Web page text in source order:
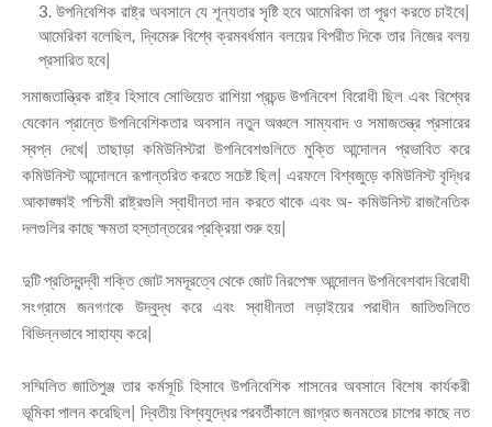
উপনিবেশিক রাষ্ট্র অবসানে যে শূন্যতার সৃষ্টি হবে আমেরিকা তা পূরণ করতে চাইবে|
আমেরিকা বলেছিল, দ্বিমেরু বিশ্বে ক্রমবর্ধমান বলয়ের বিপরীত দিকে তার নিজের বলয়
প্রসারিত হবে|
সমাজতান্ত্রিক রাষ্ট্র হিসাবে সোভিয়েত রাশিয়া প্রচন্ড উপনিবেশ বিরোধী ছিল এবং বিশ্বের
যেকোন প্রান্তে উপনিবেশিকতার অবসান নতুন অঞ্চলে সাম্যবাদ ও সমাজতন্ত্র প্রসারের
স্বপ্ন দেখে| তাছাড়া কমিউনিস্টরা উপনিবেশগুলিতে মুক্তি আন্দোলন প্রভাবিত করে
কমিউনিস্ট আন্দোলনে রূপান্তরিত করতে সচেষ্ট ছিল| এরফলে বিশ্বজুড়ে কমিউনিস্ট বৃদ্ধির
আকাঙ্ক্ষাই পশ্চিমী রাষ্ট্রগুলি স্বাধীনতা দান করতে থাকে এবং অ- কমিউনিস্ট রাজনৈতিক
দলগুলির কাছে ক্ষমতা হস্তান্তরের প্রক্রিয়া শুরু হয়|
দুটি প্রতিদ্বন্দ্বী শক্তি জোট সমদূরত্বে থেকে জোট নিরপেক্ষ আন্দোলন উপনিবেশবাদ বিরোধী
সংগ্রামে জনগণকে উদ্বুদ্ধ করে এবং স্বাধীনতা লড়াইয়ের পরাধীন জাতিগুলিতে
বিভিন্নভাবে সাহায্য করে|
সম্মিলিত জাতিপুঞ্জ তার কর্মসূচি হিসাবে উপনিবেশিক শাসনের অবসানে বিশেষ কার্যকরী
ভূমিকা পালন করেছিল| দ্বিতীয় বিশ্বযুদ্ধের পরবর্তীকালে জাগ্রত জনমতের চাপের কাছে নত